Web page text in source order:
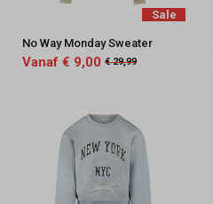
Sale
No Way Monday Sweater
Vanaf € 9,00 € 29,99